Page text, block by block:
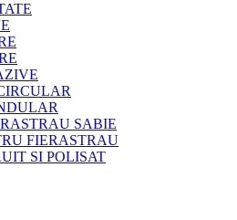
SABIE
FIERASTRAU
SI POLISAT